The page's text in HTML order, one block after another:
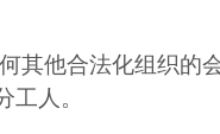
其他合法化组织的
人。